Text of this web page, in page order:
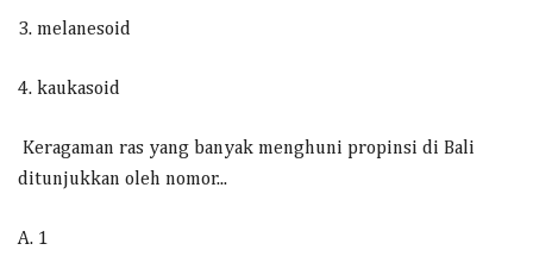
3. melanesoid
4. kaukasoid
Keragaman ras yang banyak menghuni propinsi di Bali
ditunjukkan oleh nomor...
A. 1